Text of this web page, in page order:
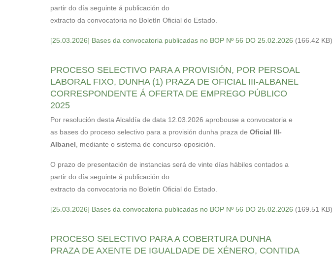
partir do día seguinte á publicación do
extracto da convocatoria no Boletín Oficial do Estado.
[25.03.2026] Bases da convocatoria publicadas no BOP Nº 56 DO 25.02.2026 (166.42 KB)
PROCESO SELECTIVO PARA A PROVISIÓN, POR PERSOAL
LABORAL FIXO, DUNHA (1) PRAZA DE OFICIAL III-ALBANEL
CORRESPONDENTE Á OFERTA DE EMPREGO PÚBLICO
2025
Por resolución desta Alcaldía de data 12.03.2026 aprobouse a convocatoria e
as bases do proceso selectivo para a provisión dunha praza de Oficial III-
Albanel , mediante o sistema de concurso-oposición.
O prazo de presentación de instancias será de vinte días hábiles contados a
partir do día seguinte á publicación do
extracto da convocatoria no Boletín Oficial do Estado.
[25.03.2026] Bases da convocatoria publicadas no BOP Nº 56 DO 25.02.2026 (169.51 KB)
PROCESO SELECTIVO PARA A COBERTURA DUNHA
PRAZA DE AXENTE DE IGUALDADE DE XÉNERO, CONTIDA